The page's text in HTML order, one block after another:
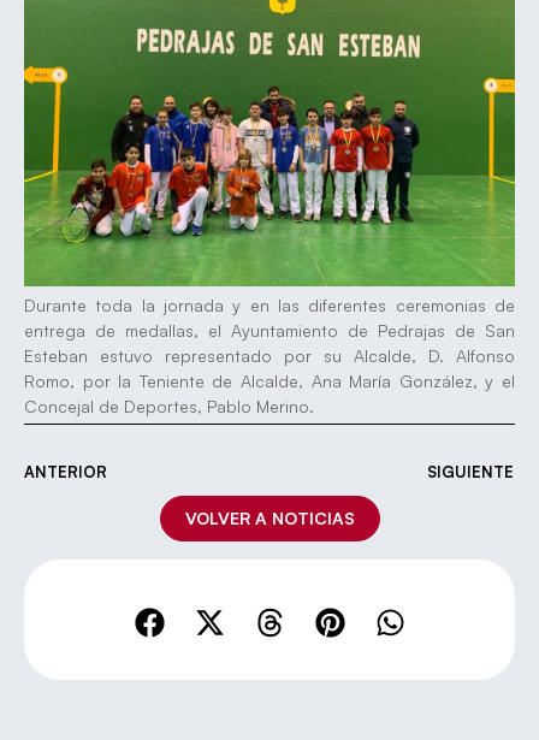
Durante toda la jornada y en las diferentes ceremonias de
entrega de medallas, el Ayuntamiento de Pedrajas de San
Esteban estuvo representado por su Alcalde, D. Alfonso
Romo, por la Teniente de Alcalde, Ana María González, y el
Concejal de Deportes, Pablo Merino.
ANTERIOR SIGUIENTE
VOLVER A NOTICIAS